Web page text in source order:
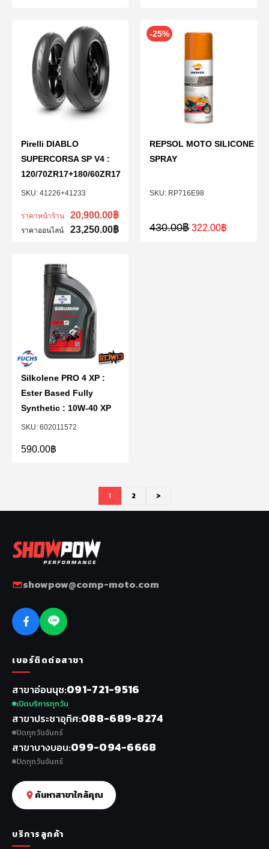
41226+41233
Pirelli DIABLO
SUPERCORSA SP V4 :
120/70ZR17+180/60ZR17
ราคาหน้าร้าน 20,900.00฿
ราคาออนไลน์ 23,250.00฿
-25%
RP716E98
REPSOL MOTO SILICONE
SPRAY
430.00฿ 322.00฿
602011572
Silkolene PRO 4 XP :
Ester Based Fully
Synthetic : 10W-40 XP
590.00฿
1 2 >
showpow@comp-moto.com
เบอร์ติดต่อสาขา
สาขาอ่อนนุช 091-721-9516
เปิดบริการทุกวัน
สาขาประชาอุทิศ 088-689-8274
ปิดทุกวันจันทร์
สาขาบางบอน 099-094-6668
ปิดทุกวันจันทร์
ค้นหาสาขาใกล้คุณ
บริการลูกค้า